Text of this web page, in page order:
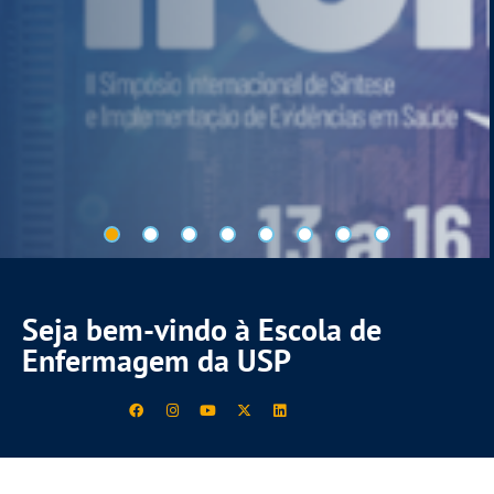
Seja bem-vindo à Escola de
Enfermagem da USP